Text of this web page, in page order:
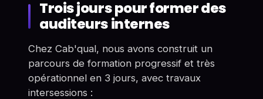
Trois jours pour former des
auditeurs internes
Chez Cab'qual, nous avons construit un
parcours de formation progressif et très
opérationnel en 3 jours, avec travaux
intersessions :